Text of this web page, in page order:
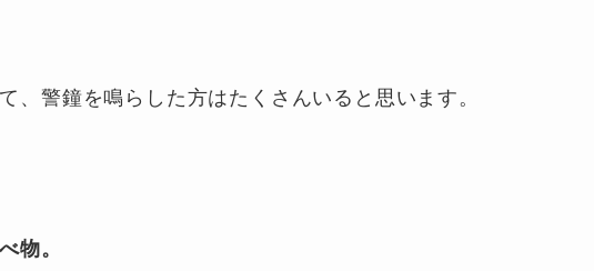
、警鐘を鳴らした方はたくさんいると思います。
物。